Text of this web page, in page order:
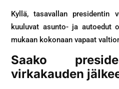
Kyllä, tasavallan presidentin
kuuluvat asunto- ja autoedut
mukaan kokonaan vapaat
Saako
virkakauden